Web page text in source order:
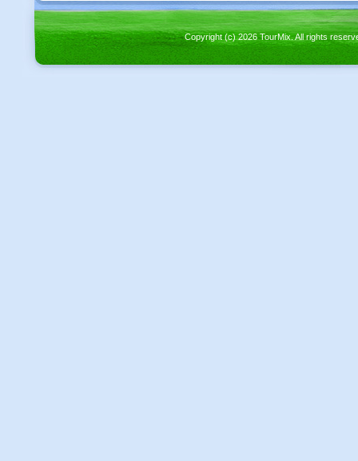
Copyright (c) 2026 TourMix. All rights